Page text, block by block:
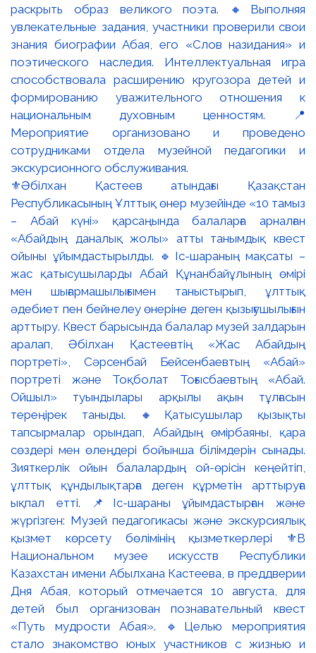
⚜️Әбілхан Қастеев атындағы Қазақстан
Республикасының Ұлттық өнер музейінде «10 тамыз
– Абай күні» қарсаңында балаларға арналған
«Абайдың даналық жолы» атты танымдық квест
ойыны ұйымдастырылды. 🔹Іс-шараның мақсаты –
жас қатысушыларды Абай Құнанбайұлының өмірі
мен шығармашылығымен таныстырып, ұлттық
әдебиет пен бейнелеу өнеріне деген қызығушылығын
арттыру. Квест барысында балалар музей залдарын
аралап, Әбілхан Қастеевтің «Жас Абайдың
портреті», Сәрсенбай Бейсенбаевтың «Абай»
портреті және Тоқболат Тоғысбаевтың «Абай.
Ойшыл» туындылары арқылы ақын тұлғасын
тереңірек таныды. 🔸Қатысушылар қызықты
тапсырмалар орындап, Абайдың өмірбаяны, қара
сөздері мен өлеңдері бойынша білімдерін сынады.
Зияткерлік ойын балалардың ой-өрісін кеңейтіп,
ұлттық құндылықтарға деген құрметін арттыруға
ықпал етті. 📌Іс-шараны ұйымдастырған және
жүргізген: Музей педагогикасы және экскурсиялық
қызмет көрсету бөлімінің қызметкерлері ⚜️В
Национальном музее искусств Республики
Казахстан имени Абылхана Кастеева, в преддверии
Дня Абая, который отмечается 10 августа, для
детей был организован познавательный квест
«Путь мудрости Абая». 🔹Целью мероприятия
стало знакомство юных участников с жизнью и